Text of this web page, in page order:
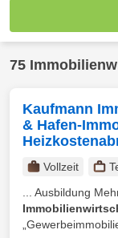
75
Kaufmann
& Hafen-
Vollzeit
... Ausbildung